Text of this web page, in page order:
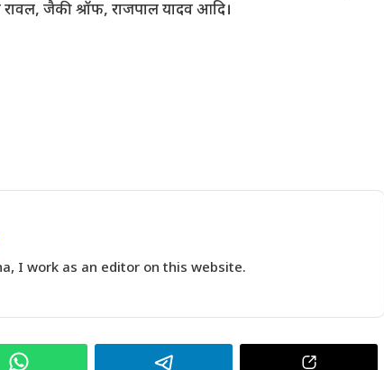
रावल, जैकी श्रॉफ, राजपाल यादव आदि।
I work as an editor on this website.